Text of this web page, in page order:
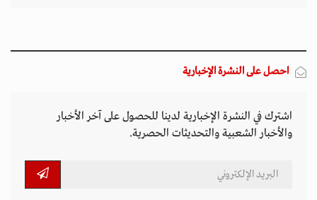
احصل على النشرة الإخبارية
اشترك في النشرة الإخبارية لدينا للحصول على آخر الأخبار
والأخبار الشعبية والتحديثات الحصرية.